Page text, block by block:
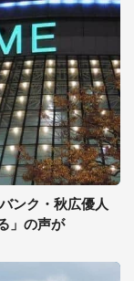
ンク・秋広優人
」の声が